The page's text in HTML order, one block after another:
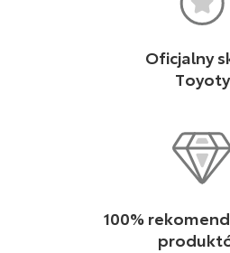
Oficjalny
Toyoty
100%